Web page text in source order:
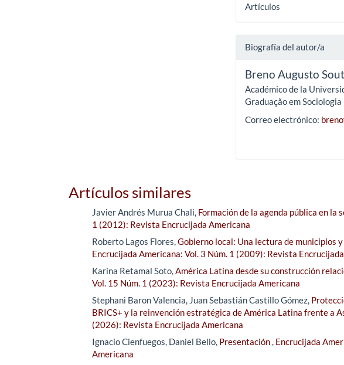
Artículos
Biografía del autor/a
Breno Augusto
Académico de la
Graduação em Sociologia
Correo electrónico:
Artículos similares
Javier Andrés Murua Chali, Formación de la agenda pública en la
1 (2012): Revista Encrucijada Americana
Roberto Lagos Flores,Gobierno local: Una lectura de municipios
Encrucijada Americana: Vol. 3 Núm. 1 (2009): Revista
Karina Retamal Soto,América Latina desde su construcción
Vol. 15 Núm. 1 (2023): Revista Encrucijada Americana
Stephani Baron Valencia, Juan Sebastián Castillo Gómez,
BRICS+ y la reinvención estratégica de América Latina frente a
(2026): Revista Encrucijada Americana
Ignacio Cienfuegos, Daniel Bello, Presentación, Encrucijada
Americana